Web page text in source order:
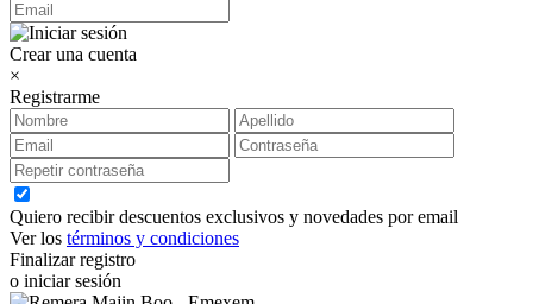
Crear una cuenta
×
Registrarme
Quiero recibir descuentos exclusivos y novedades por email
Ver los términos y condiciones
Finalizar registro
o iniciar sesión